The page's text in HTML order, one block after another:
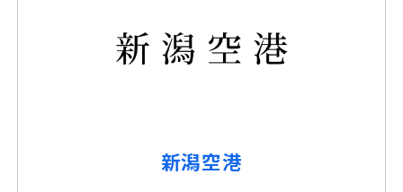
システム強化と整備
新潟空港